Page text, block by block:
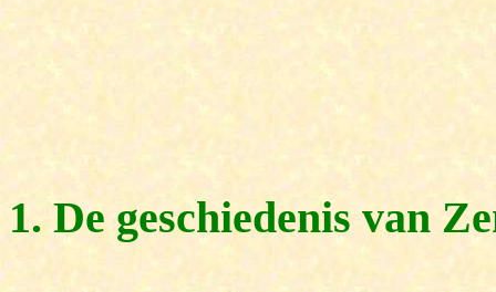
1. De geschiedenis van